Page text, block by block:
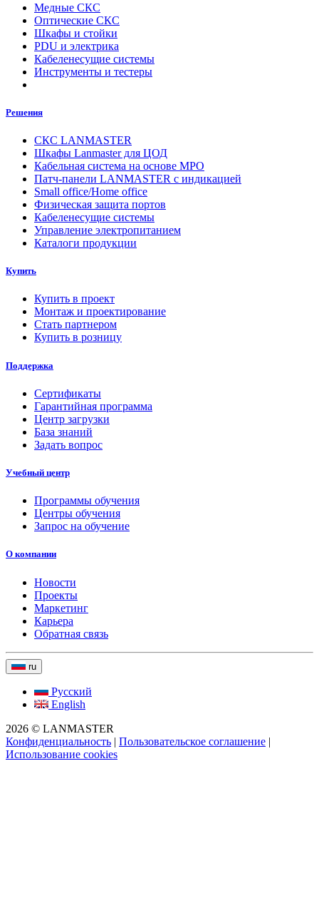
Медные СКС
Оптические СКС
Шкафы и стойки
PDU и электрика
Кабеленесущие системы
Инструменты и тестеры
Решения
СКС LANMASTER
Шкафы Lanmaster для ЦОД
Кабельная система на основе MPO
Патч-панели LANMASTER с индикацией
Small office/Home office
Физическая защита портов
Кабеленесущие системы
Управление электропитанием
Каталоги продукции
Купить
Купить в проект
Монтаж и проектирование
Стать партнером
Купить в розницу
Поддержка
Сертификаты
Гарантийная программа
Центр загрузки
База знаний
Задать вопрос
Учебный центр
Программы обучения
Центры обучения
Запрос на обучение
О компании
Новости
Проекты
Маркетинг
Карьера
Обратная связь
ru
Русский
English
2026 © LANMASTER
Конфиденциальность | Пользовательское соглашение |
Использование cookies